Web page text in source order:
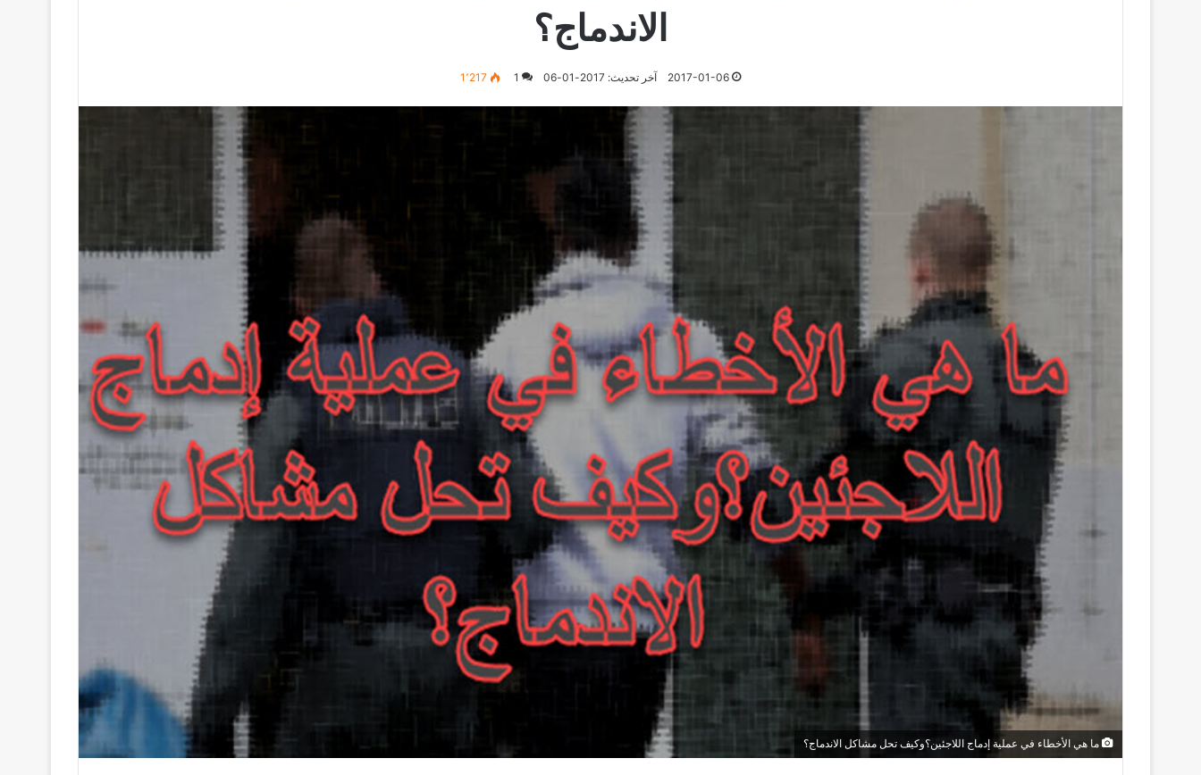
الاندماج؟
2017-01-06 آخر تحديث: 2017-01-06 1 1٬217
ما هي الأخطاء في عملية إدماج اللاجئين؟وكيف تحل مشاكل الاندماج؟